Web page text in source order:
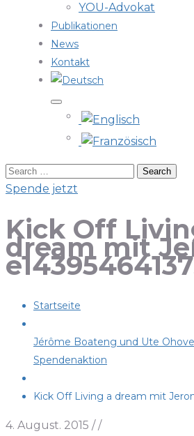
YOU-Advokat
Publikationen
News
Kontakt
Spende jetzt
Kick Off
dream mit
Startseite
Jérôme Boateng und Ute
Spendenaktion
Kick Off Living a dream mit
4. August. 2015 / /